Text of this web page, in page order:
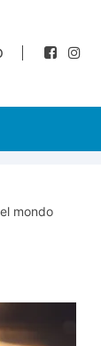
mondo